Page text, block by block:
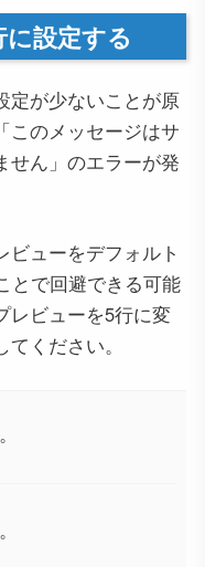
設定する
定が少ないことが原
このメッセージはサ
せん」のエラーが発
ビューをデフォルト
とで回避できる可能
レビューを5行に変
ください。